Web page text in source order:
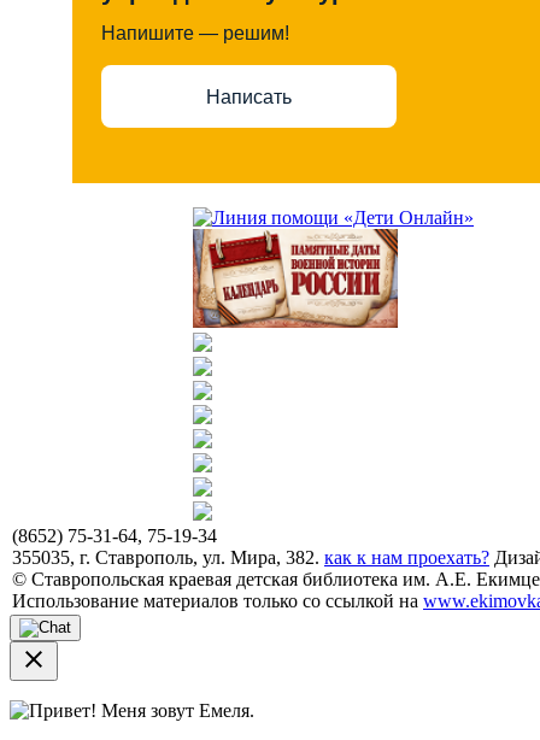
Напишите — решим!
Написать
(8652) 75-31-64, 75-19-34
355035, г. Ставрополь, ул. Мира, 382. как к нам проехать?
© Ставропольская краевая детская библиотека им. А.Е.
Использование материалов только со ссылкой на
close
Привет! Меня зовут Емеля.